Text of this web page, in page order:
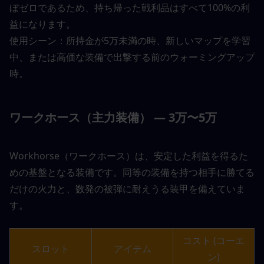
ぼゼロであるため、持ち帰った戦利品はすべて100%の利
益になります。
使用シーン：所持金が5万未満の時、新しいマップを学習
中、または高価な装備で出撃する前のウォーミングアップ
時。
ワークホース（主力装備） — 3万〜5万
Workhorse（ワークホース）は、安定した利益を得るた
めの基盤となる装備です。同等の装備を持つ相手に勝てる
だけの火力と、数発の被弾に耐えうる装甲を備えていま
す。
スロット アイテム
コスト (コーエ
ン)